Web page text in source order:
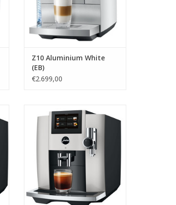
Z10 Aluminium White
(EB)
€2.699,00
jura S8 Platina (EB)
TOEVOEGEN AAN WINKELWAGEN